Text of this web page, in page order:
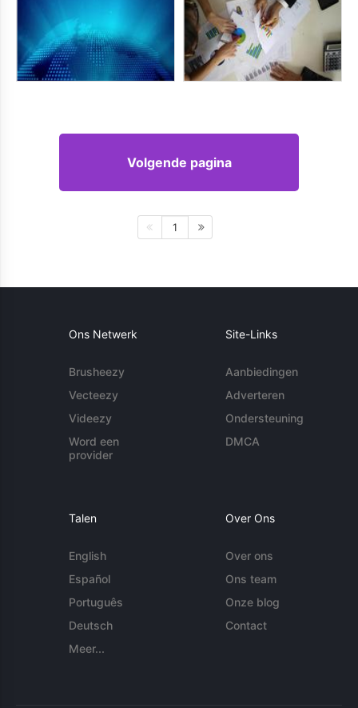
Volgende pagina
1
Ons Netwerk
Brusheezy
Vecteezy
Videezy
Word een
provider
Site-Links
Aanbiedingen
Adverteren
Ondersteuning
DMCA
Talen
English
Español
Português
Deutsch
Meer...
Over Ons
Over ons
Ons team
Onze blog
Contact